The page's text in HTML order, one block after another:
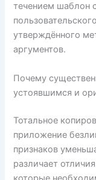
течением шаблон
утверждённого
аргументов.
Почему
устоявшимся и
Тотальное
приложение
признаков
различает